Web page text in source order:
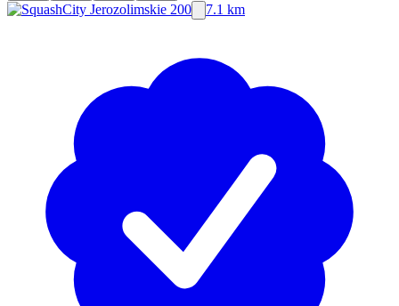
7.1 km